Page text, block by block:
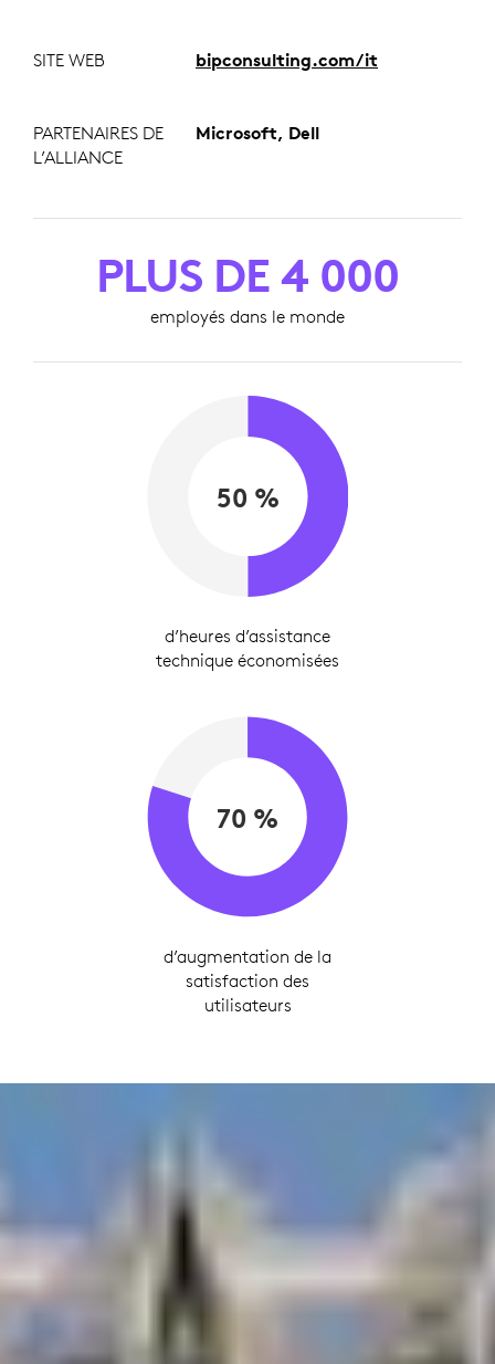
SITE WEB bipconsulting.com/it
PARTENAIRES DE
L’ALLIANCE
Microsoft, Dell
PLUS DE 4 000
employés dans le monde
50 %
d’heures d’assistance
technique économisées
70 %
d’augmentation de la
satisfaction des
utilisateurs